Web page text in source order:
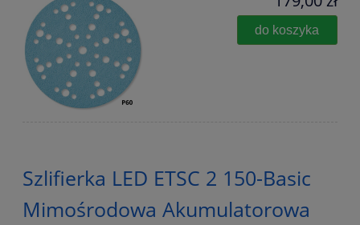
do koszyka
Szlifierka LED ETSC 2 150-Basic
Mimośrodowa Akumulatorowa